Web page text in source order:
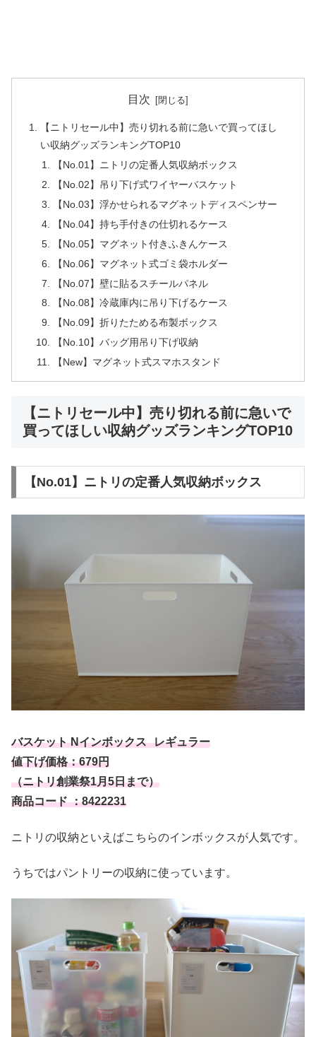
目次
【ニトリセール中】売り切れる前に急いで買ってほし
い収納グッズランキングTOP10
【No.01】ニトリの定番人気収納ボックス
【No.02】吊り下げ式ワイヤーバスケット
【No.03】浮かせられるマグネットディスペンサー
【No.04】持ち手付きの仕切れるケース
【No.05】マグネット付きふきんケース
【No.06】マグネット式ゴミ袋ホルダー
【No.07】壁に貼るスチールパネル
【No.08】冷蔵庫内に吊り下げるケース
【No.09】折りたためる布製ボックス
【No.10】バッグ用吊り下げ収納
【New】マグネット式スマホスタンド
【ニトリセール中】売り切れる前に急いで
買ってほしい収納グッズランキングTOP10
【No.01】ニトリの定番人気収納ボックス
バスケット Nインボックス レギュラー
値下げ価格：679円
（ニトリ創業祭1月5日まで）
商品コード ：8422231
ニトリの収納といえばこちらのインボックスが人気です。
うちではパントリーの収納に使っています。